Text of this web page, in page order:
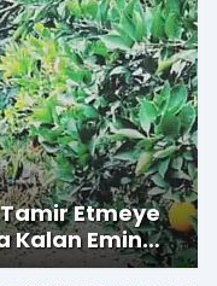
Etmeye
Kalan Emin